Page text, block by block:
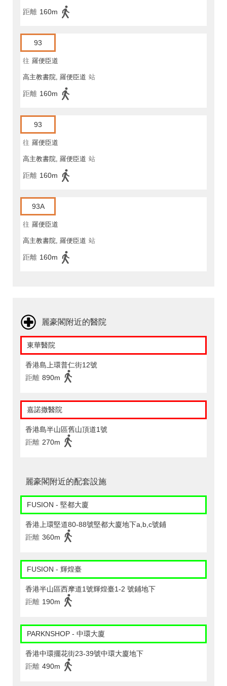
距離 160m
93
往 羅便臣道
高主教書院, 羅便臣道 站
距離 160m
93
往 羅便臣道
高主教書院, 羅便臣道 站
距離 160m
93A
往 羅便臣道
高主教書院, 羅便臣道 站
距離 160m
麗豪閣附近的醫院
東華醫院
香港島上環普仁街12號
距離 890m
嘉諾撒醫院
香港島半山區舊山頂道1號
距離 270m
麗豪閣附近的配套設施
FUSION - 堅都大廈
香港上環堅道80-88號堅都大廈地下a,b,c號鋪
距離 360m
FUSION - 輝煌臺
香港半山區西摩道1號輝煌臺1-2 號鋪地下
距離 190m
PARKNSHOP - 中環大廈
香港中環擺花街23-39號中環大廈地下
距離 490m